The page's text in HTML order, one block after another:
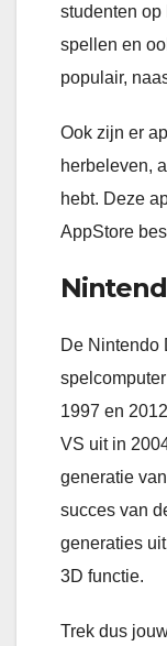
studenten
spellen en
populair,
Ook zijn er
herbeleven,
hebt. Deze
AppStore
De Nintendo
1997 en
VS uit in
generatie
succes van
generaties
3D functie.
Trek dus